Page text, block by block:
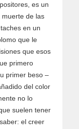
es un
de las
en un
que le
que esos
primero
primer beso –
del color
no lo
suelen tener
el creer